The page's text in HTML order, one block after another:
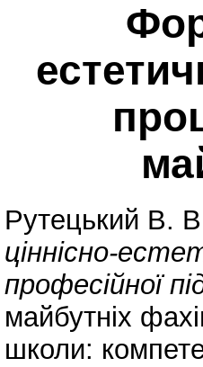
Рутецький В.
ціннісно-
професійної
майбутніх
школи: